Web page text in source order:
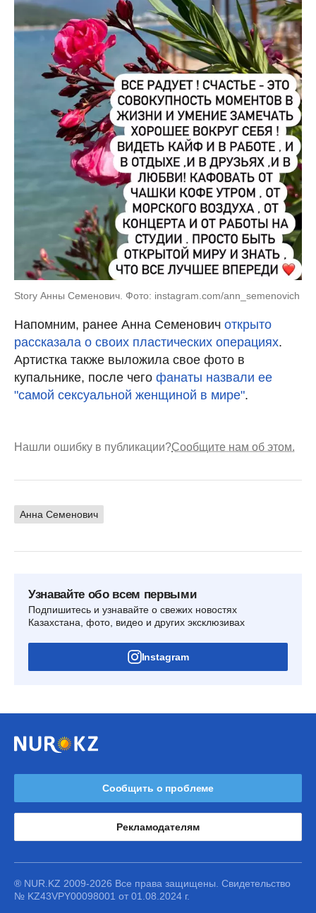
Story Анны Семенович. Фото: instagram.com/ann_semenovich
Напомним, ранее Анна Семенович открыто
рассказала о своих пластических операциях.
Артистка также выложила свое фото в
купальнике, после чего фанаты назвали ее
"самой сексуальной женщиной в мире".
Нашли ошибку в публикации?Сообщите нам об этом.
Анна Семенович
Узнавайте обо всем первыми
Подпишитесь и узнавайте о свежих новостях
Казахстана, фото, видео и других эксклюзивах
Instagram
Сообщить о проблеме
Рекламодателям
® NUR.KZ 2009-2026 Все права защищены. Свидетельство
№ KZ43VPY00098001 от 01.08.2024 г.